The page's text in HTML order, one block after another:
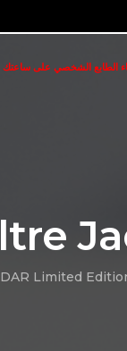
الطابع الشخصي على ساعتك
Limited